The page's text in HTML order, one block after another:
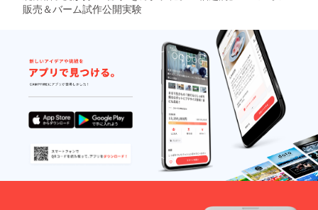
です。残り期間、最後
き続き、どうぞよろし
くお願いいたします。
嶺北aroma菅原和仁
販売＆バーム試作公開実験